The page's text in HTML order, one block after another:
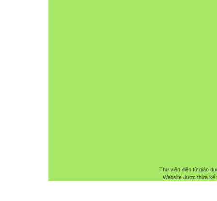
Thư viện điện tử giáo
Website được thừa